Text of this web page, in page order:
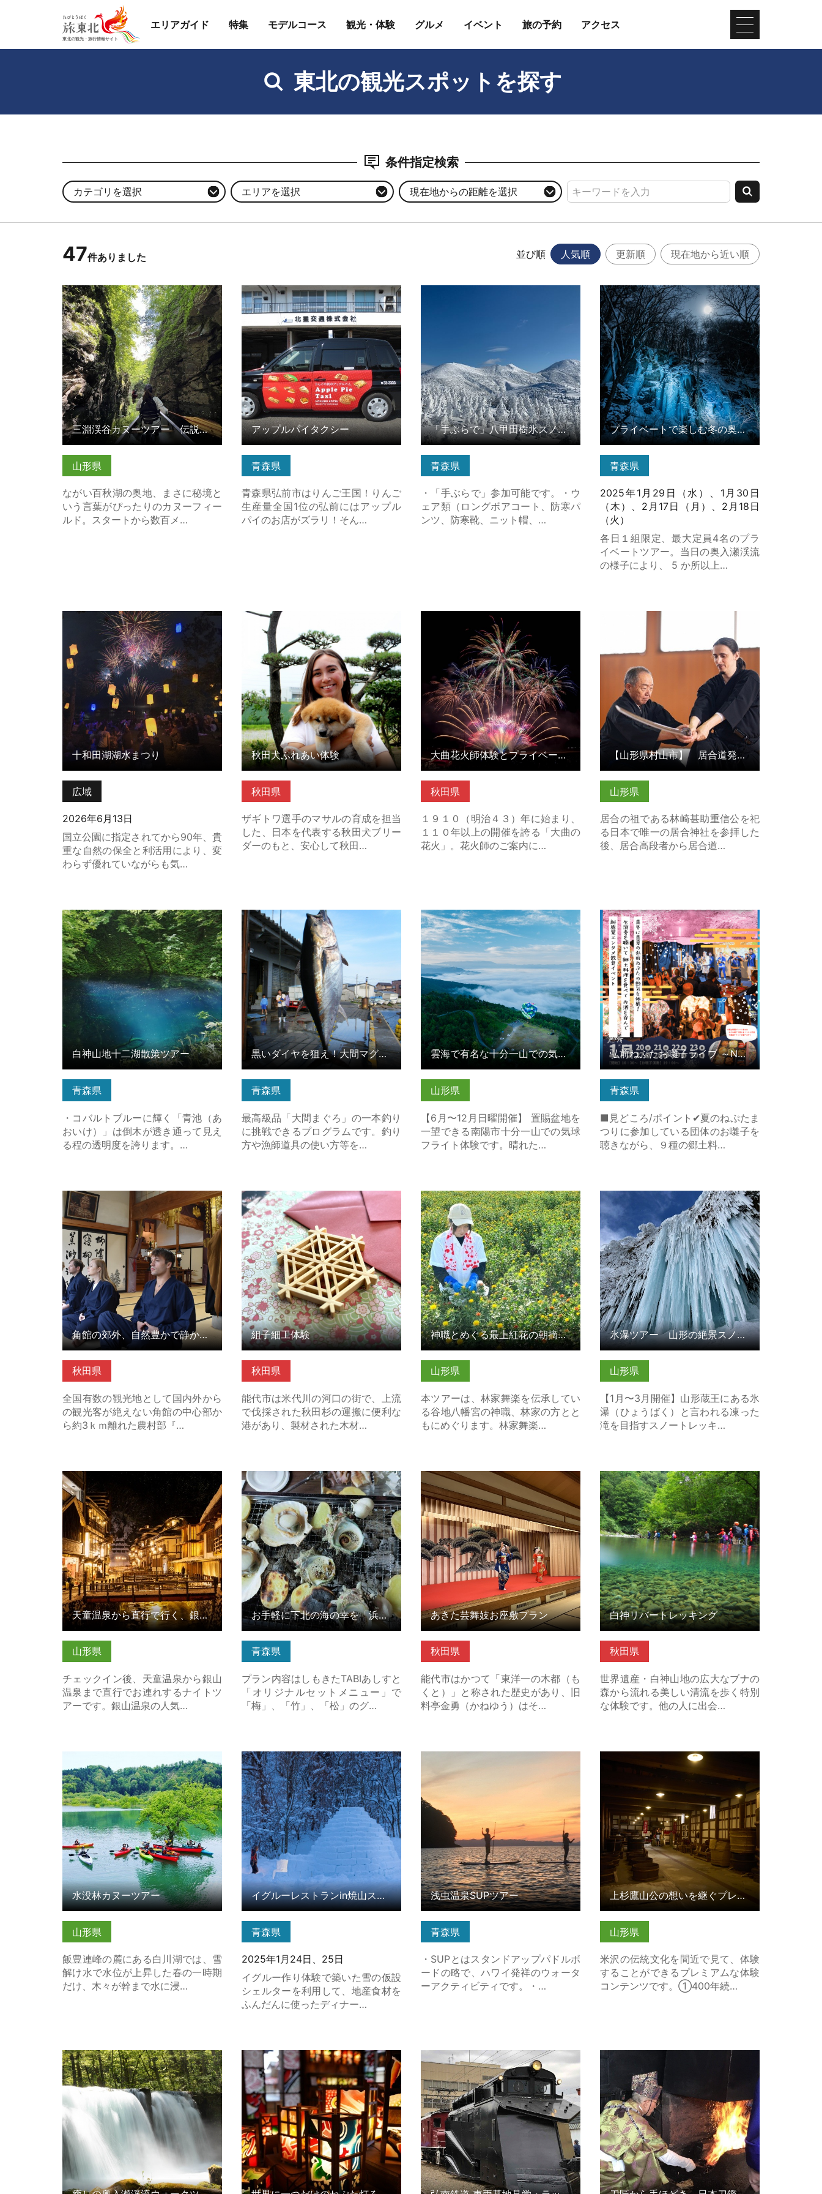
エリアガイド 特集 モデルコース 観光・体験 グルメ イベント 旅の予約 アクセス
東北の観光スポットを探す
条件指定検索
カテゴリを選択 エリアを選択 現在地からの距離を選択
47件ありました 並び順 人気順 更新順 現在地から近い順
山形県
ながい百秋湖の奥地、まさに秘境と
いう言葉がぴったりのカヌーフィー
ルド。スタートから数百メ…
三淵渓谷カヌーツアー 伝説の秘境
を目指す冒険アドベンチャー の詳細
はこちら
三淵渓谷カヌーツアー 伝説の秘境を目指す冒険アドベンチャー
青森県
青森県弘前市はりんご王国！りんご
生産量全国1位の弘前にはアップル
パイのお店がズラリ！そん…
アップルパイタクシー の詳細はこち
ら
アップルパイタクシー
青森県
・「手ぶらで」参加可能です。・ウ
ェア類（ロングボアコート、防寒パ
ンツ、防寒靴、ニット帽、…
「手ぶらで」八甲田樹氷スノーシューツアー
青森県
2025年1月29日（水）、1月30日
（木）、2月17日（月）、2月18日
（火）
各日１組限定、最大定員4名のプラ
イベートツアー。当日の奥入瀬渓流
の様子により、 5 か所以上…
プライベートで楽しむ冬の奥入瀬ナ
イトツアー の詳細はこちら
プライベートで楽しむ冬の奥入瀬ナイトツアー
広域
2026年6月13日
国立公園に指定されてから90年、貴
重な自然の保全と利活用により、変
わらず優れていながらも気…
十和田湖湖水まつり の詳細はこちら
十和田湖湖水まつり
秋田県
ザギトワ選手のマサルの育成を担当
した、日本を代表する秋田犬ブリー
ダーのもと、安心して秋田…
秋田犬ふれあい体験 の詳細はこちら
秋田犬ふれあい体験
秋田県
１９１０（明治４３）年に始まり、
１１０年以上の開催を誇る「大曲の
花火」。花火師のご案内に…
大曲花火師体験とプライベート花火
鑑賞（花火工場見学・模型玉… の詳
細はこちら
大曲花火師体験とプライベート花火鑑賞（花火工場見学・模型玉…
山形県
居合の祖である林崎甚助重信公を祀
る日本で唯一の居合神社を参拝した
後、居合高段者から居合道…
【山形県村山市】 居合道発祥の地
で「居合抜刀術サムライ体験」 の詳
細はこちら
【山形県村山市】 居合道発祥の地で「居合抜刀術サムライ体験」
青森県
・コバルトブルーに輝く「青池（あ
おいけ）」は倒木が透き通って見え
る程の透明度を誇ります。…
白神山地十二湖散策ツアー の詳細は
こちら
白神山地十二湖散策ツアー
青森県
最高級品「大間まぐろ」の一本釣り
に挑戦できるプログラムです。釣り
方や漁師道具の使い方等を…
黒いダイヤを狙え！大間マグロ一本
釣り体験 の詳細はこちら
黒いダイヤを狙え！大間マグロ一本釣り体験
山形県
【6月〜12月日曜開催】 置賜盆地を
一望できる南陽市十分一山での気球
フライト体験です。晴れた…
雲海で有名な十分一山での気球フラ
イト体験 の詳細はこちら
雲海で有名な十分一山での気球フライト体験
青森県
■見どころ/ポイント✔夏のねぷたま
つりに参加している団体のお囃子を
聴きながら、９種の郷土料…
弘前ねぷたお囃子ライブ ～NEPUTA
sa KADARE～ の詳細はこちら
弘前ねぷたお囃子ライブ ～NEPUTA sa KADARE～
秋田県
全国有数の観光地として国内外から
の観光客が絶えない角館の中心部か
ら約3ｋｍ離れた農村部『…
角館の郊外、自然豊かで静かなお寺
でゆったり坐禅体験 の詳細はこちら
角館の郊外、自然豊かで静かなお寺でゆったり坐禅体験
秋田県
能代市は米代川の河口の街で、上流
で伐採された秋田杉の運搬に便利な
港があり、製材された木材…
組子細工体験 の詳細はこちら
組子細工体験
山形県
本ツアーは、林家舞楽を伝承してい
る谷地八幡宮の神職、林家の方とと
もにめぐります。林家舞楽…
神職とめぐる最上紅花の朝摘みと紅
餅づくり -谷地八幡宮正式参… の詳
細はこちら
神職とめぐる最上紅花の朝摘みと紅餅づくり -谷地八幡宮正式参…
山形県
【1月〜3月開催】山形蔵王にある氷
瀑（ひょうばく）と言われる凍った
滝を目指すスノートレッキ…
氷瀑ツアー 山形の絶景スノートレ
ッキング の詳細はこちら
氷瀑ツアー 山形の絶景スノートレッキング
山形県
チェックイン後、天童温泉から銀山
温泉まで直行でお連れするナイトツ
アーです。銀山温泉の人気…
天童温泉から直行で行く、銀山温泉
Twilight Trip 2025〜2026 の詳細
はこちら
天童温泉から直行で行く、銀山温泉Twilight Trip 2025〜2026
青森県
プラン内容はしもきたTABIあしすと
「オリジナルセットメニュー」で
「梅」、「竹」、「松」のグ…
お手軽に下北の海の幸を「浜焼き」
で堪能！ の詳細はこちら
お手軽に下北の海の幸を「浜焼き」で堪能！
秋田県
能代市はかつて「東洋一の木都（も
くと）」と称された歴史があり、旧
料亭金勇（かねゆう）はそ…
あきた芸舞妓お座敷プラン の詳細は
こちら
あきた芸舞妓お座敷プラン
秋田県
世界遺産・白神山地の広大なブナの
森から流れる美しい清流を歩く特別
な体験です。他の人に出会…
白神リバートレッキング の詳細はこ
ちら
白神リバートレッキング
山形県
飯豊連峰の麓にある白川湖では、雪
解け水で水位が上昇した春の一時期
だけ、木々が幹まで水に浸…
水没林カヌーツアー の詳細はこちら
水没林カヌーツアー
青森県
2025年1月24日、25日
イグルー作り体験で築いた雪の仮設
シェルターを利用して、地産食材を
ふんだんに使ったディナー…
イグルーレストランin焼山スキー場
の詳細はこちら
イグルーレストランin焼山スキー場
青森県
・SUPとはスタンドアップパドルボ
ードの略で、ハワイ発祥のウォータ
ーアクティビティです。・…
浅虫温泉SUPツアー
山形県
米沢の伝統文化を間近で見て、体験
することができるプレミアムな体験
コンテンツです。①400年続…
上杉鷹山公の想いを継ぐプレミアム
オープンファクトリー の詳細はこち
上杉鷹山公の想いを継ぐプレミアムオープンファクトリー
癒しの奥入瀬渓流ウォークツアー ～
標準 ～ の詳細はこちら
世界に一つだけのねぷた灯ろう作り
体験 の詳細はこちら
弘南鉄道 車両基地見学・ラッセル車
操作体験 の詳細はこちら
刀匠から手ほどき、日本刀鑑賞とお